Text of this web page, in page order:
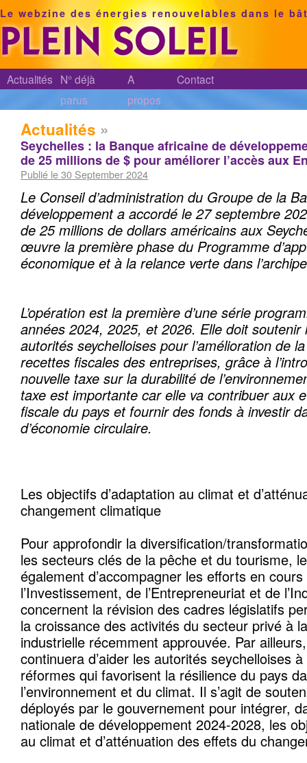
Le webzine des énergies renouvelables dans le
Actualités N° déjà
parus
A
propos
Contact
Actualités »
Seychelles : la Banque africaine de
de 25 millions de $ pour améliorer l’accès aux
Publié le 30 September 2024
Le Conseil d’administration du Groupe de la
développement a accordé le 27 septembre
de 25 millions de dollars américains aux
œuvre la première phase du Programme
économique et à la relance verte dans
L’opération est la première d’une série
années 2024, 2025, et 2026. Elle doit soutenir
autorités seychelloises pour l’amélioration de
recettes fiscales des entreprises, grâce à
nouvelle taxe sur la durabilité de
taxe est importante car elle va contribuer aux
fiscale du pays et fournir des fonds à investir
d’économie circulaire.
Les objectifs d’adaptation au climat et
changement climatique
Pour approfondir la diversification/
les secteurs clés de la pêche et du tourisme,
également d’accompagner les efforts en
l’Investissement, de l’Entrepreneuriat et de
concernent la révision des cadres législatifs
la croissance des activités du secteur privé à
industrielle récemment approuvée. Par
continuera d’aider les autorités seychelloises
réformes qui favorisent la résilience du pays
l’environnement et du climat. Il s’agit de
déployés par le gouvernement pour intégrer,
nationale de développement 2024-2028, les
au climat et d’atténuation des effets du